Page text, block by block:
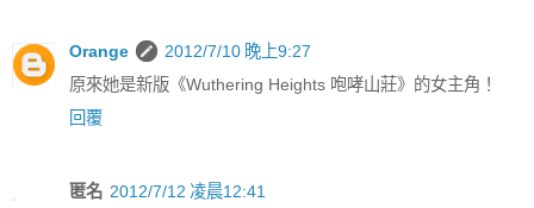
Orange
2012/7/10 晚上9:27
原來她是新版《Wuthering Heights 咆哮山莊》的女主角！
回覆
匿名 2012/7/12 凌晨12:41